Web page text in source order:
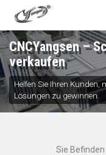
CNCYangsen –
verkaufen
Helfen Sie Ihren Kunden,
Lösungen zu gewinnen.
Sie Befinden